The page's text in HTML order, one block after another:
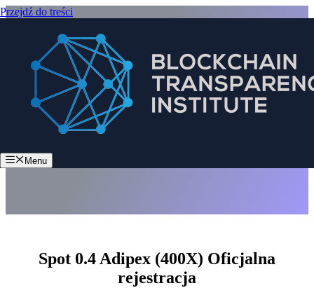
Przejdź do treści
Menu
Spot 0.4 Adipex (400X) Oficjalna
rejestracja